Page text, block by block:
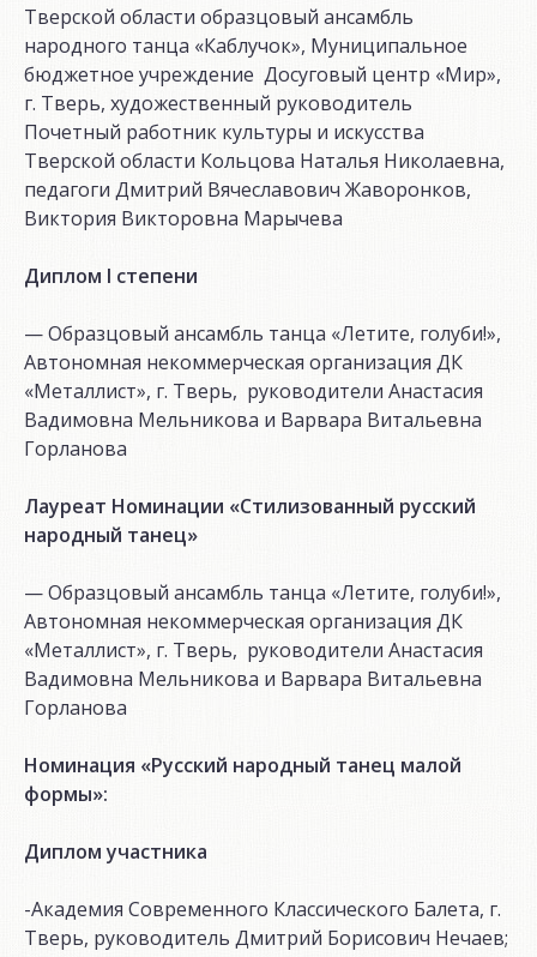
Тверской области образцовый ансамбль
народного танца «Каблучок», Муниципальное
бюджетное учреждение Досуговый центр «Мир»,
г. Тверь, художественный руководитель
Почетный работник культуры и искусства
Тверской области Кольцова Наталья Николаевна,
педагоги Дмитрий Вячеславович Жаворонков,
Виктория Викторовна Марычева
Диплом I степени
— Образцовый ансамбль танца «Летите, голуби!»,
Автономная некоммерческая организация ДК
«Металлист», г. Тверь, руководители Анастасия
Вадимовна Мельникова и Варвара Витальевна
Горланова
Лауреат Номинации «Стилизованный русский
народный танец»
— Образцовый ансамбль танца «Летите, голуби!»,
Автономная некоммерческая организация ДК
«Металлист», г. Тверь, руководители Анастасия
Вадимовна Мельникова и Варвара Витальевна
Горланова
Номинация «Русский народный танец малой
формы»:
Диплом участника
-Академия Современного Классического Балета, г.
Тверь, руководитель Дмитрий Борисович Нечаев;